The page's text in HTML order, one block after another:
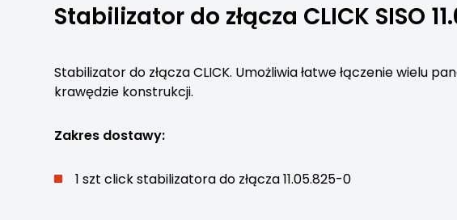
Stabilizator do złącza CLICK SISO
Stabilizator do złącza CLICK. Umożliwia łatwe łączenie wielu
krawędzie konstrukcji.
Zakres dostawy:
1 szt click stabilizatora do złącza 11.05.825-0